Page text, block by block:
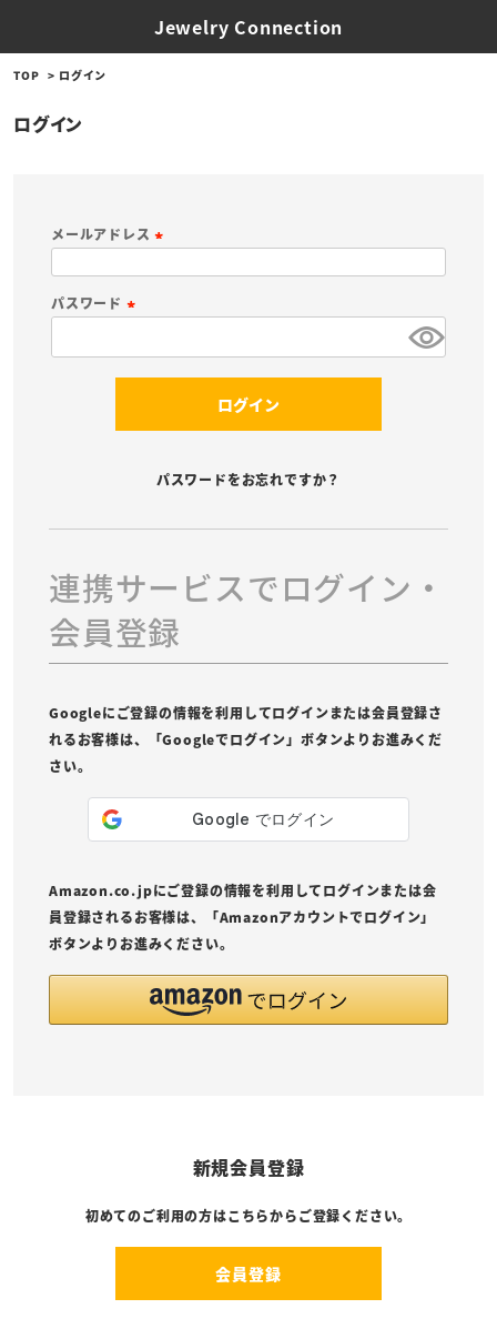
Jewelry Connection
TOP ログイン
ログイン
メールアドレス
須
パスワード
ログイン
パスワードをお忘れですか？
連携サービスでログイン・
会員登録
Googleにご登録の情報を利用してログインまたは会員登録さ
れるお客様は、「Googleでログイン」ボタンよりお進みくだ
さい。
Amazon.co.jpにご登録の情報を利用してログインまたは会
員登録されるお客様は、「Amazonアカウントでログイン」
ボタンよりお進みください。
新規会員登録
初めてのご利用の方はこちらからご登録ください。
会員登録